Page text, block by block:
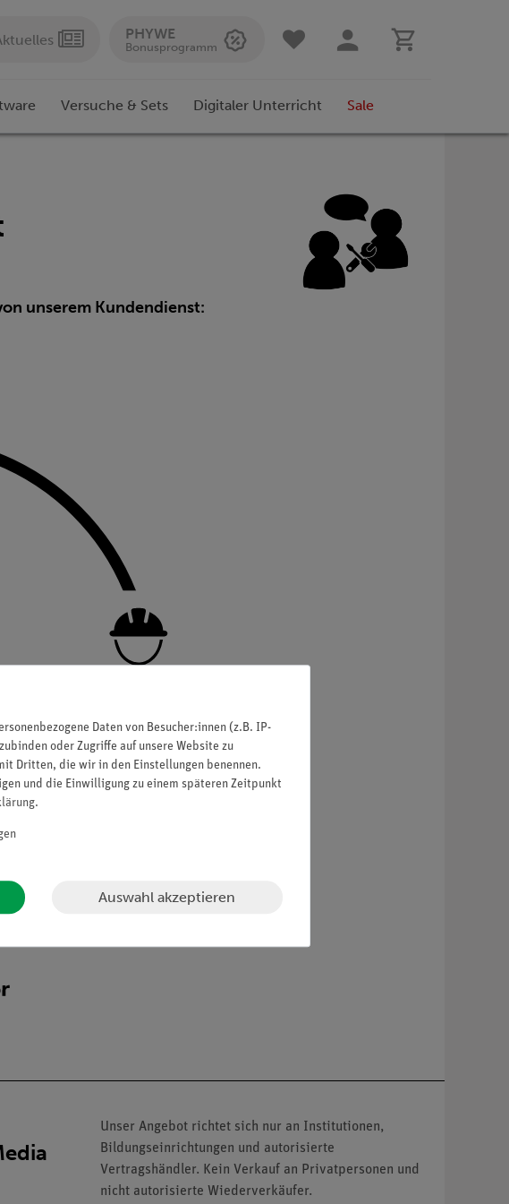
PHYWE
Bonusprogramm
Versuche & Sets Digitaler Unterricht Sale
unserem Kundendienst:
Unser Angebot richtet sich nur an Institutionen,
Bildungseinrichtungen und autorisierte
Vertragshändler. Kein Verkauf an Privatpersonen und
nicht autorisierte Wiederverkäufer.
Daten von Besucher:innen (z.B. IP-
oder Zugriffe auf unsere Website zu
Dritten, die wir in den Einstellungen benennen.
und die Einwilligung zu einem späteren Zeitpunkt
.
Auswahl akzeptieren